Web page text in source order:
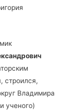
строился,
Владимира
ученого)